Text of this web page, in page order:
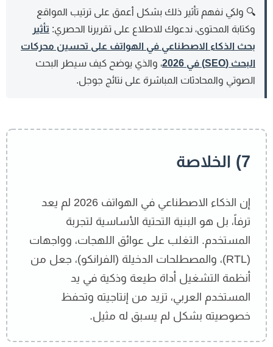
🔍 ولكي نفهم تأثير ذلك بشكل أعمق على ترتيب المواقع
وكتابة المحتوى، ندعوك للاطلاع على تقريرنا الحصري:تأثير
بحث الذكاء الاصطناعي في الهواتف على تحسين محركات
البحث (SEO) في 2026
، والذي يوضح كيف سيطر البحث
الصوتي والمحادثات المباشرة على نتائج جوجل.
إن الذكاء الاصطناعي في الهواتف 2026 لم يعد
ترفاً، بل هو البنية التحتية الأساسية لتجربة
المستخدم. التغلب على عوائق اللهجات، وواجهات
(RTL)، والمصطلحات الدخيلة (الفرانكو)، جعل من
أنظمة التشغيل أداة طيعة وذكية في يد
المستخدم العربي، تزيد من إنتاجيته وتحفظ
خصوصيته بشكل لم يسبق له مثيل.